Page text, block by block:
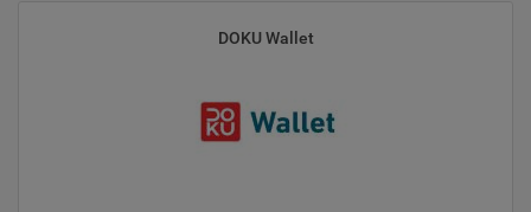
DOKU Wallet